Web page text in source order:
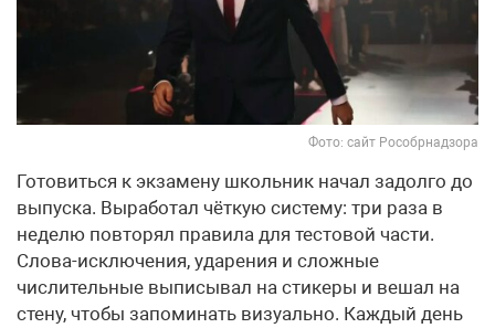
Фото: сайт Рособрнадзора
Готовиться к экзамену школьник начал задолго до
выпуска. Выработал чёткую систему: три раза в
неделю повторял правила для тестовой части.
Слова-исключения, ударения и сложные
числительные выписывал на стикеры и вешал на
стену, чтобы запоминать визуально. Каждый день